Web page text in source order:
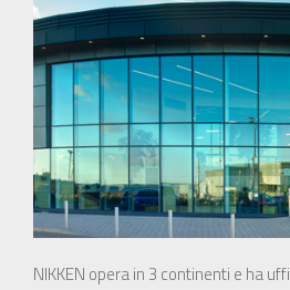
NIKKEN opera in 3 continenti e ha